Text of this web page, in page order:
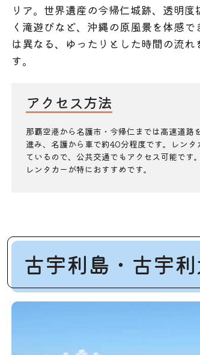
リア。世界遺産の今帰仁城跡、透明
く滝遊びなど、沖縄の原風景を体感
は異なる、ゆったりとした時間の流
す。
アクセス方法
那覇空港から名護市・今帰仁までは高速道
進み、名護から車で約40分程度です。レン
ているので、公共交通でもアクセス可能です
レンタカーが特におすすめです。
古宇利島・古宇